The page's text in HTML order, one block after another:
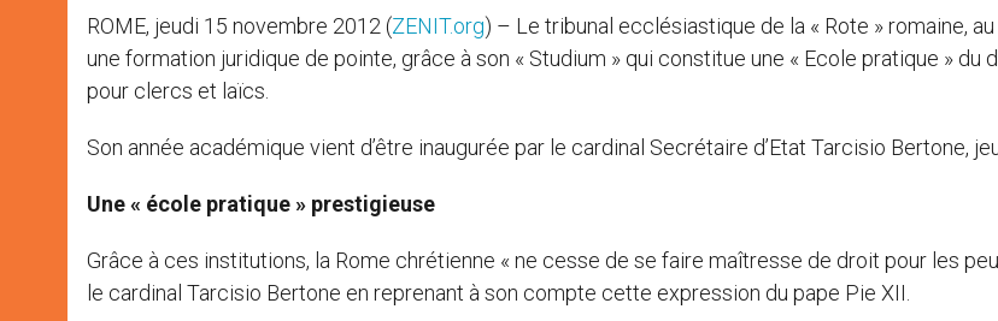
ROME, jeudi 15 novembre 2012 (ZENIT.org) – Le tribunal ecclésiastique de la « Rote » romaine,
une formation juridique de pointe, grâce à son « Studium » qui constitue une « Ecole pratique » du
pour clercs et laïcs.
Son année académique vient d’être inaugurée par le cardinal Secrétaire d’Etat Tarcisio Bertone,
Une « école pratique » prestigieuse
Grâce à ces institutions, la Rome chrétienne « ne cesse de se faire maîtresse de droit pour les
le cardinal Tarcisio Bertone en reprenant à son compte cette expression du pape Pie XII.